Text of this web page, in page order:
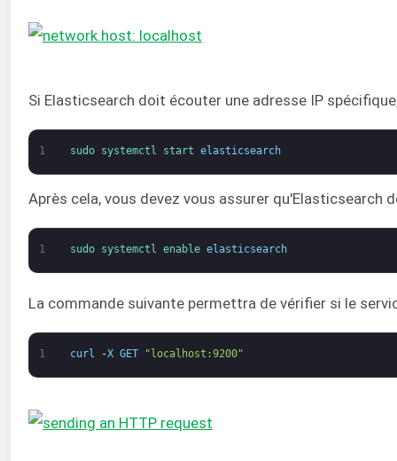
Si Elasticsearch doit écouter une adresse IP
1 sudo systemctl start elasticsearch
Après cela, vous devez vous assurer qu'Elasticsearch
1 sudo systemctl enable elasticsearch
La commande suivante permettra de vérifier si le
1 curl -X GET "localhost:9200"